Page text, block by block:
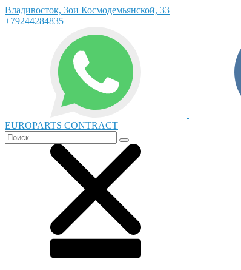
Владивосток, Зои Космодемьянской, 33
+79244284835
EUROPARTS CONTRACT